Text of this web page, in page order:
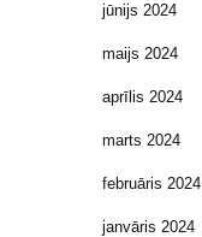
jūnijs 2024
maijs 2024
aprīlis 2024
marts 2024
februāris 2024
janvāris 2024